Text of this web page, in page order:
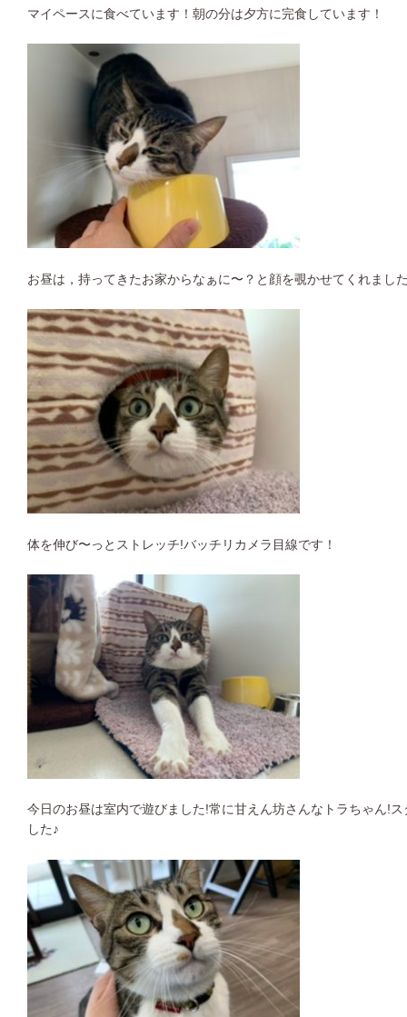
マイペースに食べています！朝の分は夕方に完食しています！
お昼は，持ってきたお家からなぁに〜？と顔を覗かせてくれまし
体を伸び〜っとストレッチ!バッチリカメラ目線です！
今日のお昼は室内で遊びました!常に甘えん坊さんなトラちゃん!
した♪